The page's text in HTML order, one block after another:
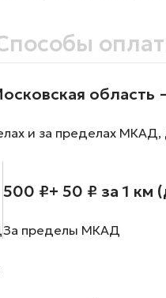
область
и за пределах
500 ₽+ 50 ₽ за 1 км
За пределы МКАД